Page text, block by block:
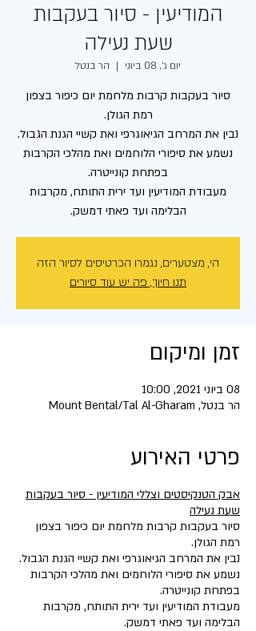
המודיעין - סיור בעקבות
שעת נעילה
יום ג׳, 08 ביוני
  |
הר בנטל
סיור בעקבות קרבות מלחמת יום כיפור בצפון
נבין את המרחב הגיאוגרפי ואת קשיי הגנת הגבול.
נשמע את סיפורי הלוחמים ואת מהלכי הקרבות
מעבודת המודיעין ועד ירית התותח, מקרבות
הבלימה ועד פאתי דמשק.
הי, מצטערים, נגמרו הכרטיסים לסיור הזה
תנו חיוך, פה יש עוד סיורים
זמן ומיקום
08 ביוני 2021, 10:00
הר בנטל, Mount Bental/Tal Al-Gharam
פרטי האירוע
אבק הטנקיסטים וצללי המודיעין - סיור בעקבות
שעת נעילה
סיור בעקבות קרבות מלחמת יום כיפור בצפון
רמת הגולן.
נבין את המרחב הגיאוגרפי ואת קשיי הגנת הגבול.
נשמע את סיפורי הלוחמים ואת מהלכי הקרבות
בפתחת קונייטרה.
מעבודת המודיעין ועד ירית התותח, מקרבות
הבלימה ועד פאתי דמשק.